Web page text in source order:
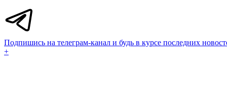
Подпишись на телеграм-канал и будь в курсе последних
+